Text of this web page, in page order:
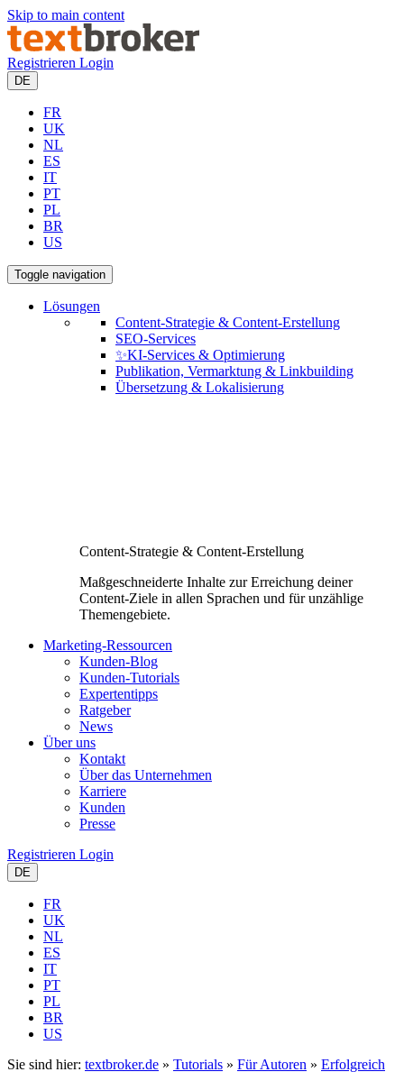
Skip to main content
Registrieren Login
DE
FR
UK
NL
ES
IT
PT
PL
BR
US
Toggle navigation
Lösungen
Content-Strategie & Content-Erstellung
SEO-Services
✨KI-Services & Optimierung
Publikation, Vermarktung & Linkbuilding
Übersetzung & Lokalisierung
Content-Strategie & Content-Erstellung
Maßgeschneiderte Inhalte zur Erreichung deiner
Content-Ziele in allen Sprachen und für unzählige
Themengebiete.
Marketing-Ressourcen
Kunden-Blog
Kunden-Tutorials
Expertentipps
Ratgeber
News
Über uns
Kontakt
Über das Unternehmen
Karriere
Kunden
Presse
Registrieren Login
DE
FR
UK
NL
ES
IT
PT
PL
BR
US
Sie sind hier: textbroker.de » Tutorials » Für Autoren » Erfolgreich